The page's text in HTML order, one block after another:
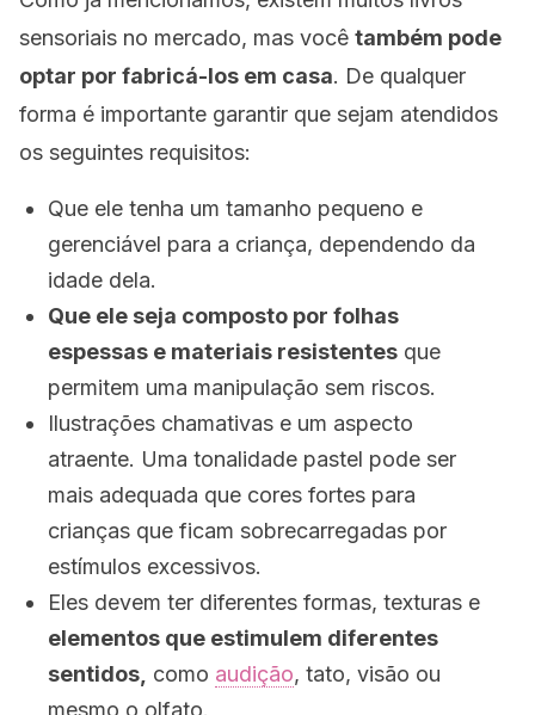
sensoriais no mercado, mas você também pode
optar por fabricá-los em casa. De qualquer
forma é importante garantir que sejam atendidos
os seguintes requisitos:
Que ele tenha um tamanho pequeno e
gerenciável para a criança, dependendo da
idade dela.
Que ele seja composto por folhas
espessas e materiais resistentes que
permitem uma manipulação sem riscos.
Ilustrações chamativas e um aspecto
atraente. Uma tonalidade pastel pode ser
mais adequada que cores fortes para
crianças que ficam sobrecarregadas por
estímulos excessivos.
Eles devem ter diferentes formas, texturas e
elementos que estimulem diferentes
sentidos, como audição, tato, visão ou
mesmo o olfato.